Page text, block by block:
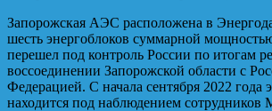
Запорожская АЭС расположена в
шесть энергоблоков суммарной
перешел под контроль России по итогам
воссоединении Запорожской области с
Федерацией. С начала сентября 2022 года
находится под наблюдением